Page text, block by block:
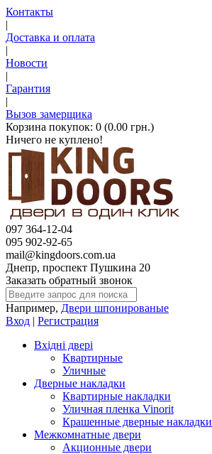
Контакты
|
Доставка и оплата
|
Новости
|
Гарантия
|
Вызов замерщика
Корзина покупок: 0 (0.00 грн.)
Ничего не куплено!
097 364-12-04
095 902-92-65
mail@kingdoors.com.ua
Днепр, проспект Пушкина 20
Заказать обратный звонок
Например, Двери шпонированые
Вход | Регистрация
Вхідні двері
Квартирные
Уличные
Дверные накладки
Квартирные накладки
Уличная пленка Vinorit
Крашенные дверные накладки
Межкомнатные двери
Акционные двери